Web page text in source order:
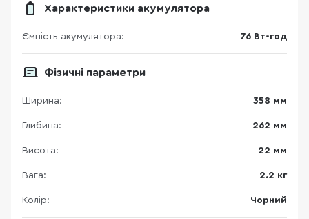
Характеристики акумулятора
Ємність акумулятора: 76 Вт-год
Фізичні параметри
Ширина: 358 мм
Глибина: 262 мм
Висота: 22 мм
Вага: 2.2 кг
Колір: Чорний